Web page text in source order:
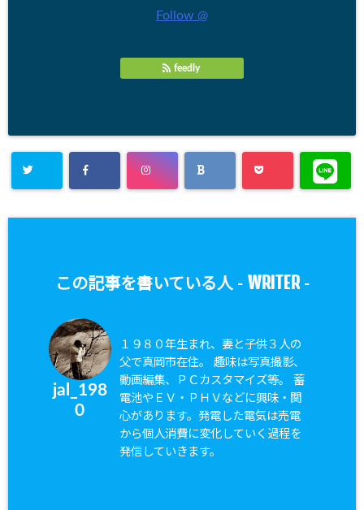
Follow @
feedly
この記事を書いている人 - WRITER-
jal_198
0
１９８０年生まれ、妻と子供３人の
父で真岡市在住。 趣味は写真撮影、
動画編集、ＰＣカスタマイズ等。 蓄
電池やＥＶ・ＰＨＶなどに興味・関
心があります。発電した電気は売電
から個人消費に変化していく過程を
発信していきます。